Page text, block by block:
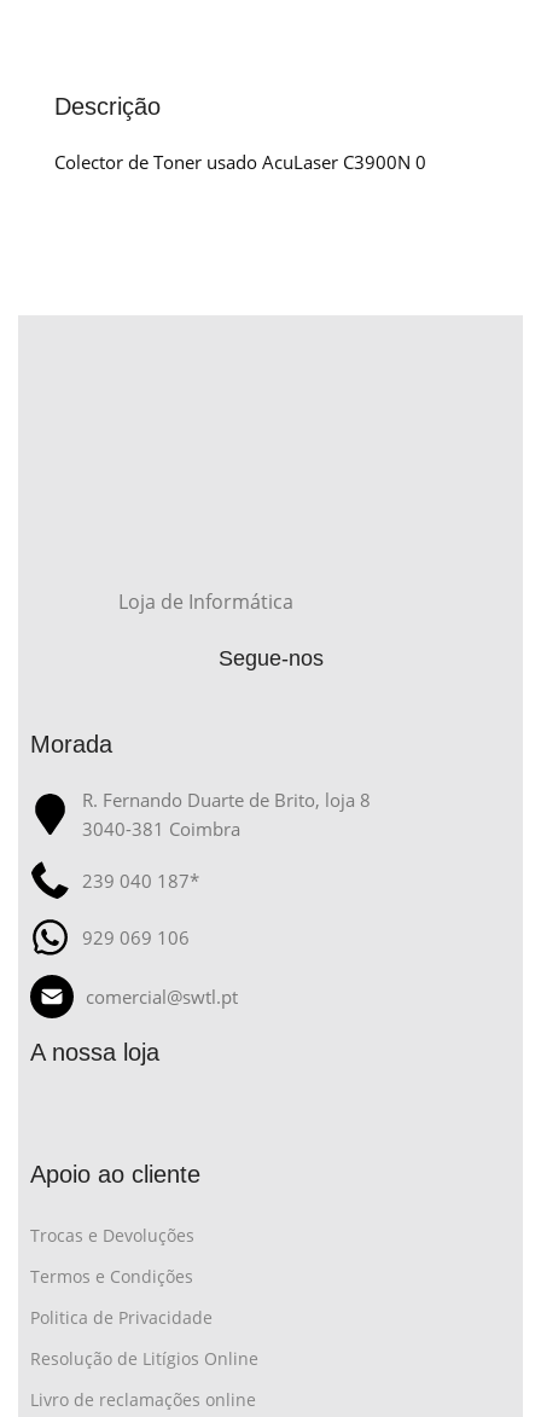
Descrição
Colector de Toner usado AcuLaser C3900N 0
Loja de Informática
Segue-nos
Morada
R. Fernando Duarte de Brito, loja 8
3040-381 Coimbra
239 040 187*
929 069 106
comercial@swtl.pt
A nossa loja
Apoio ao cliente
Trocas e Devoluções
Termos e Condições
Politica de Privacidade
Resolução de Litígios Online
Livro de reclamações online